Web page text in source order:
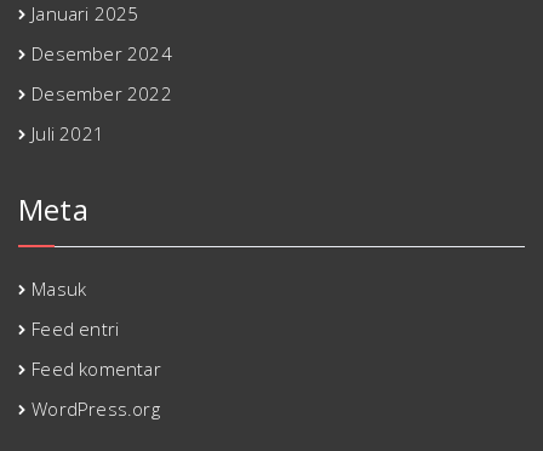
Januari 2025
Desember 2024
Desember 2022
Juli 2021
Meta
Masuk
Feed entri
Feed komentar
WordPress.org